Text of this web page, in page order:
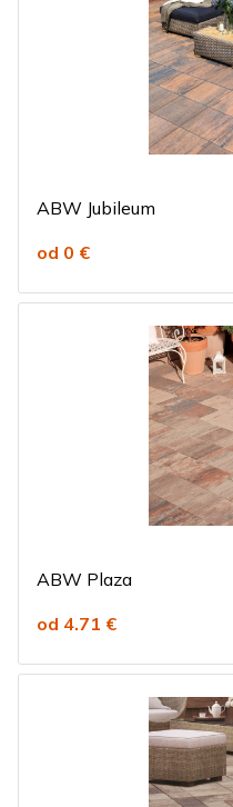
ABW Jubileum
od 0 €
ABW Plaza
od 4.71 €